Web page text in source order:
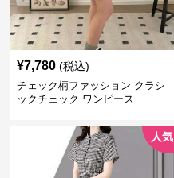
¥7,780 (税込)
チェック柄ファッション クラシ
ックチェック ワンピース
人気